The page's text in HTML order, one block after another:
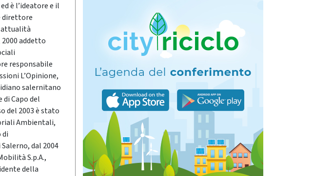
è l’ideatore e il
direttore
attualità
addetto
responsabile
L’Opinione,
salernitano
di Capo del
del 2003 è stato
Ambientali,
di
dal 2004
S.p.A.,
della